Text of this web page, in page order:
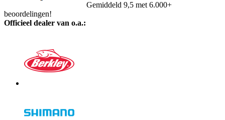
Gemiddeld 9,5 met 6.000+
beoordelingen!
Officieel dealer van o.a.: